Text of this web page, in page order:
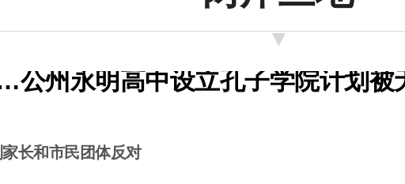
公州永明高中设立孔子学院计划被
长和市民团体反对